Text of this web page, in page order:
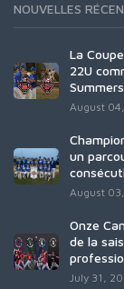
NOUVELLES
La
22U
August
un
August
Onze
de la
July 31,